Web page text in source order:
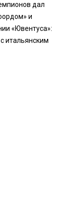
дал
и
«Ювентуса»:
итальянским